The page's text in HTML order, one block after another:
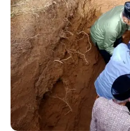
b
t
i
m
L
e
a
k
k